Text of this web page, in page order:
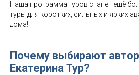
Наша программа туров станет ещё
туры для коротких, сильных и ярких
дома!
Почему выбирают
Екатерина Тур?